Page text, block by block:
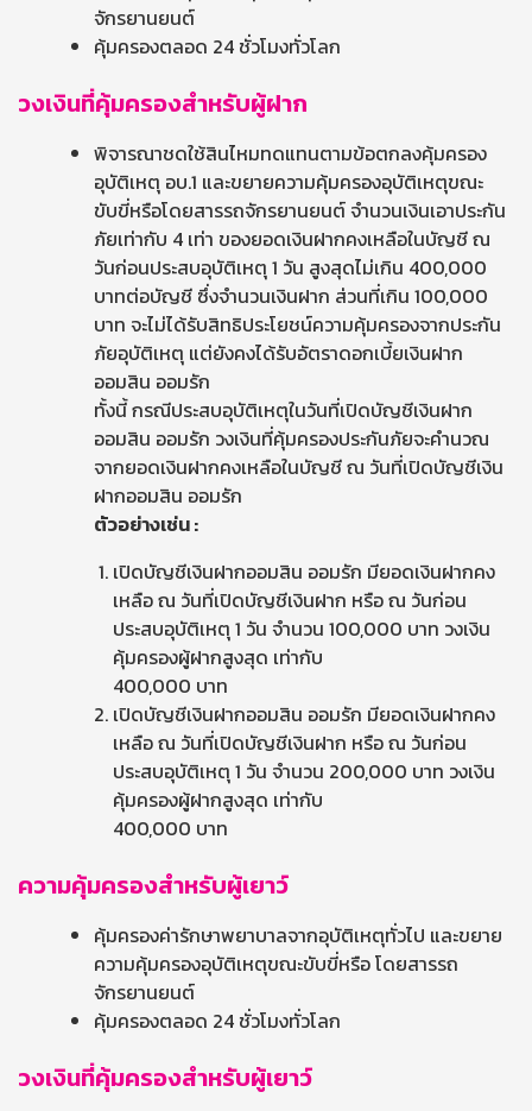
จักรยานยนต์
คุ้มครองตลอด 24 ชั่วโมงทั่วโลก
วงเงินที่คุ้มครองสำหรับผู้ฝาก
พิจารณาชดใช้สินไหมทดแทนตามข้อตกลงคุ้มครอง
อุบัติเหตุ อบ.1 และขยายความคุ้มครองอุบัติเหตุขณะ
ขับขี่หรือโดยสารรถจักรยานยนต์ จำนวนเงินเอาประกัน
ภัยเท่ากับ 4 เท่า ของยอดเงินฝากคงเหลือในบัญชี ณ
วันก่อนประสบอุบัติเหตุ 1 วัน สูงสุดไม่เกิน 400,000
บาทต่อบัญชี ซึ่งจำนวนเงินฝาก ส่วนที่เกิน 100,000
บาท จะไม่ได้รับสิทธิประโยชน์ความคุ้มครองจากประกัน
ภัยอุบัติเหตุ แต่ยังคงได้รับอัตราดอกเบี้ยเงินฝาก
ออมสิน ออมรัก
ทั้งนี้ กรณีประสบอุบัติเหตุในวันที่เปิดบัญชีเงินฝาก
ออมสิน ออมรัก วงเงินที่คุ้มครองประกันภัยจะคำนวณ
จากยอดเงินฝากคงเหลือในบัญชี ณ วันที่เปิดบัญชีเงิน
ฝากออมสิน ออมรัก
ตัวอย่างเช่น :
เปิดบัญชีเงินฝากออมสิน ออมรัก มียอดเงินฝากคง
เหลือ ณ วันที่เปิดบัญชีเงินฝาก หรือ ณ วันก่อน
ประสบอุบัติเหตุ 1 วัน จำนวน 100,000 บาท วงเงิน
คุ้มครองผู้ฝากสูงสุด เท่ากับ
400,000 บาท
เปิดบัญชีเงินฝากออมสิน ออมรัก มียอดเงินฝากคง
เหลือ ณ วันที่เปิดบัญชีเงินฝาก หรือ ณ วันก่อน
ประสบอุบัติเหตุ 1 วัน จำนวน 200,000 บาท วงเงิน
คุ้มครองผู้ฝากสูงสุด เท่ากับ
400,000 บาท
ความคุ้มครองสำหรับผู้เยาว์
คุ้มครองค่ารักษาพยาบาลจากอุบัติเหตุทั่วไป และขยาย
ความคุ้มครองอุบัติเหตุขณะขับขี่หรือ โดยสารรถ
จักรยานยนต์
คุ้มครองตลอด 24 ชั่วโมงทั่วโลก
วงเงินที่คุ้มครองสำหรับผู้เยาว์